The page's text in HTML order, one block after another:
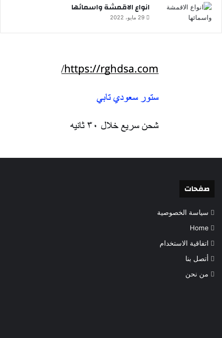
انواع الاقمشة واسمائها
29 مايو، 2022
صفحات
سياسة الخصوصية
Home
اتفاقية الاستخدام
أتصل بنا
من نحن